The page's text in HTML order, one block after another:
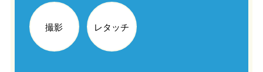
撮影 レタッチ